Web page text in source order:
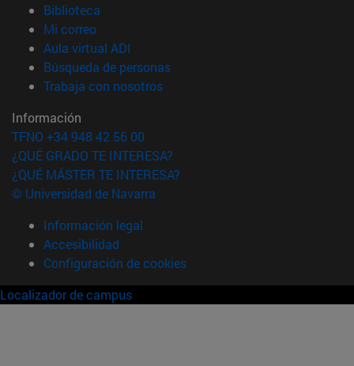
Biblioteca
Mi correo(abre en nueva ventana)
Aula virtual ADI
Búsqueda de personas(abre en nueva ventana)
Trabaja con nosotros(abre en nueva ventana)
Información
TFNO +34 948 42 56 00
¿QUÉ GRADO TE INTERESA?
¿QUÉ MÁSTER TE INTERESA?
© Universidad de Navarra
Información legal
Accesibilidad
Configuración de cookies
Localizador de campus